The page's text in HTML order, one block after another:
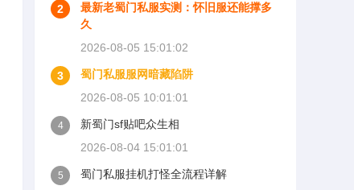
2
最新老蜀门私服实测：怀旧服还能撑多
久
2026-08-05 15:01:02
3
蜀门私服服网暗藏陷阱
2026-08-05 10:01:01
4
新蜀门sf贴吧众生相
2026-08-04 15:01:01
5
蜀门私服挂机打怪全流程详解